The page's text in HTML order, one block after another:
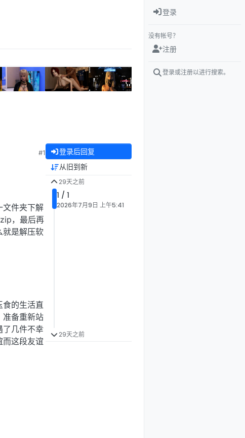
#1
文件夹下解
，最后再
就是解压软
食的生活直
准备重新站
了几件不幸
而这段友谊
登录后回复
从旧到新
29天之前
1 / 1
2026年7月9日 上午5:41
29天之前
登录
没有帐号？
注册
登录或注册以进行搜索。